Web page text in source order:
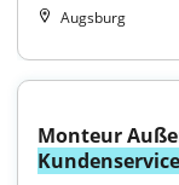
Augsburg
Kundenservice